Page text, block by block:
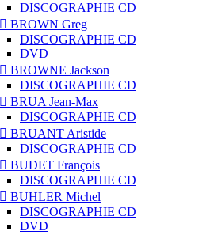
DISCOGRAPHIE CD
 BROWN Greg
DISCOGRAPHIE CD
DVD
 BROWNE Jackson
DISCOGRAPHIE CD
 BRUA Jean-Max
DISCOGRAPHIE CD
 BRUANT Aristide
DISCOGRAPHIE CD
 BUDET François
DISCOGRAPHIE CD
 BUHLER Michel
DISCOGRAPHIE CD
DVD